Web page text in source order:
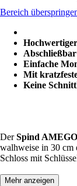
Bereich
Einfache
Mit
Keine
DerSpind
walhweise in 30 cm
Schloss mit
Mehr anzeigen